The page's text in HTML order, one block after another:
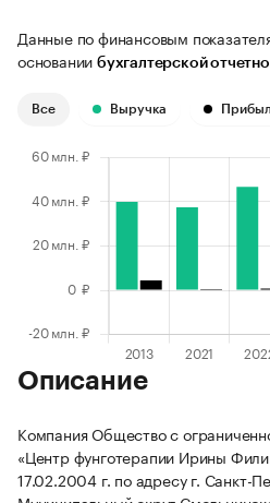
Данные по финансовым
основании бухгалтерской
Все Выручка
Описание
Компания Общество с
«Центр фунготерапии Ирины
17.02.2004 г. по адресу г. Санкт-